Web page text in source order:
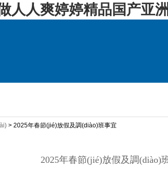
人人爽婷婷精品国产亚
> 2025年春節(jié)放假及調(diào)班事宜
2025年春節(jié)放假及調(diào)